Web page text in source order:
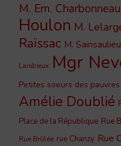
M. Em.
Houlon M.
Raïssac M. Sainsaulieu
Landrieux Mgr
Petites soeurs des pauvres
Amélie Doublié
Place de la République Rue
Rue Brûlée rue Chanzy Rue